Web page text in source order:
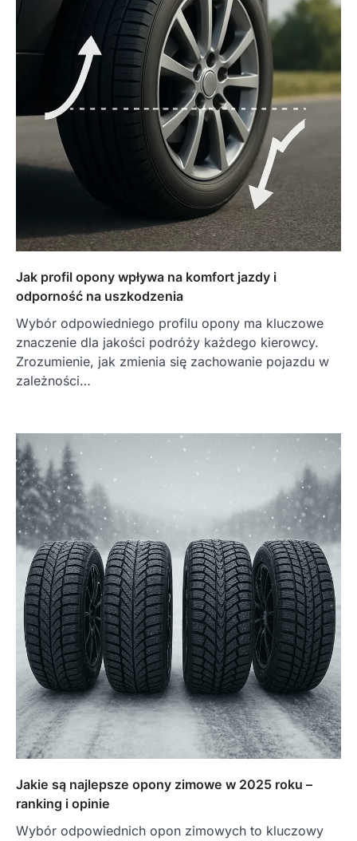
Jak profil opony wpływa na komfort jazdy i
odporność na uszkodzenia
Wybór odpowiedniego profilu opony ma kluczowe
znaczenie dla jakości podróży każdego kierowcy.
Zrozumienie, jak zmienia się zachowanie pojazdu w
zależności…
Jakie są najlepsze opony zimowe w 2025 roku –
ranking i opinie
Wybór odpowiednich opon zimowych to kluczowy